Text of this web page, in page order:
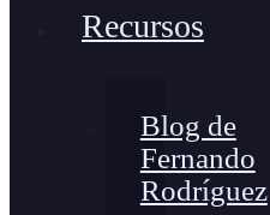
Recursos
Blog de
Fernando
Rodríguez